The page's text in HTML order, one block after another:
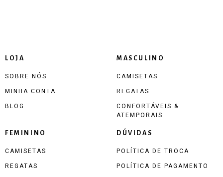
LOJA
SOBRE NÓS
MINHA CONTA
BLOG
MASCULINO
CAMISETAS
REGATAS
CONFORTÁVEIS &
ATEMPORAIS
FEMININO
CAMISETAS
REGATAS
DÚVIDAS
POLÍTICA DE TROCA
POLÍTICA DE PAGAMENTO